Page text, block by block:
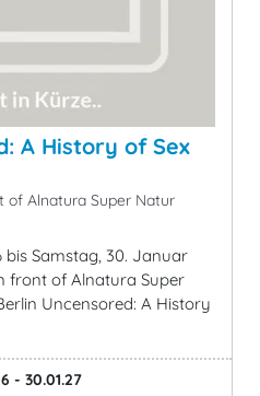
A History of Sex
of Alnatura Super Natur
bis Samstag, 30. Januar
front of Alnatura Super
Uncensored: A History
- 30.01.27